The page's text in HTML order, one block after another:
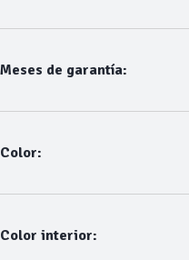
Meses de garantía:
Color:
Color interior: